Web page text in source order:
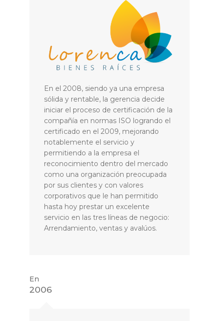
En el 2008, siendo ya una empresa
sólida y rentable, la gerencia decide
iniciar el proceso de certificación de la
compañía en normas ISO logrando el
certificado en el 2009, mejorando
notablemente el servicio y
permitiendo a la empresa el
reconocimiento dentro del mercado
como una organización preocupada
por sus clientes y con valores
corporativos que le han permitido
hasta hoy prestar un excelente
servicio en las tres líneas de negocio:
Arrendamiento, ventas y avalúos.
En
2006